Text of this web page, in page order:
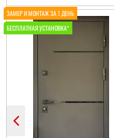
Не переплачуєш
посереднику і купуєш
виробника, тому якщо
потрібні двері, то вам